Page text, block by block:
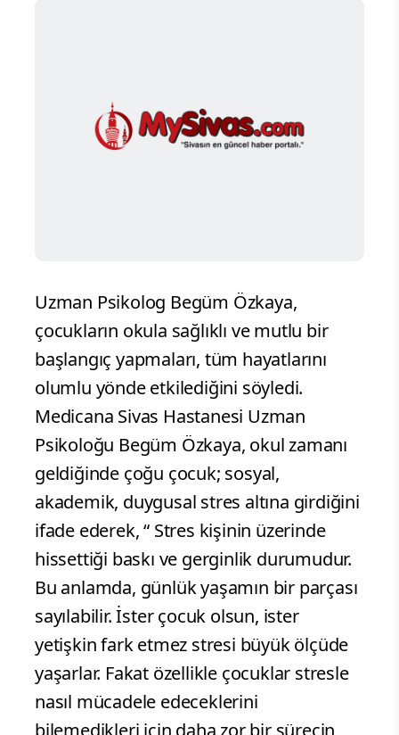
Uzman Psikolog Begüm Özkaya,
çocukların okula sağlıklı ve mutlu bir
başlangıç yapmaları, tüm hayatlarını
olumlu yönde etkilediğini söyledi.
Medicana Sivas Hastanesi Uzman
Psikoloğu Begüm Özkaya, okul zamanı
geldiğinde çoğu çocuk; sosyal,
akademik, duygusal stres altına girdiğini
ifade ederek, “ Stres kişinin üzerinde
hissettiği baskı ve gerginlik durumudur.
Bu anlamda, günlük yaşamın bir parçası
sayılabilir. İster çocuk olsun, ister
yetişkin fark etmez stresi büyük ölçüde
yaşarlar. Fakat özellikle çocuklar stresle
nasıl mücadele edeceklerini